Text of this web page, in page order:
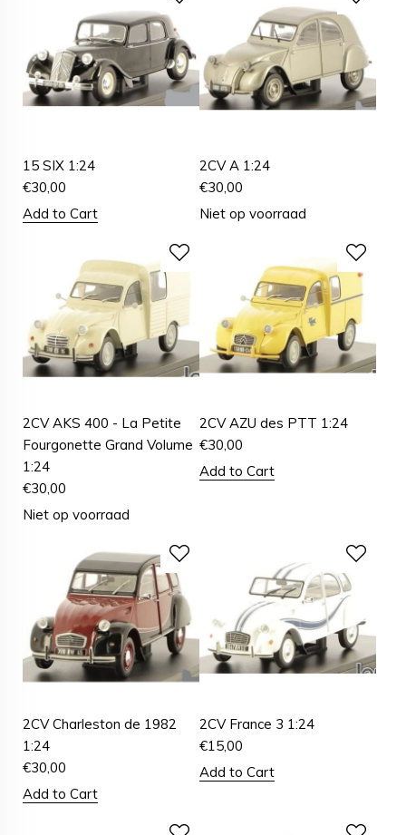
15 SIX 1:24
€30,00
Add to Cart
2CV A 1:24
€30,00
Niet op voorraad
2CV AKS 400 - La Petite
Fourgonette Grand Volume
1:24
€30,00
Niet op voorraad
2CV AZU des PTT 1:24
€30,00
Add to Cart
2CV Charleston de 1982
1:24
€30,00
Add to Cart
2CV France 3 1:24
€15,00
Add to Cart